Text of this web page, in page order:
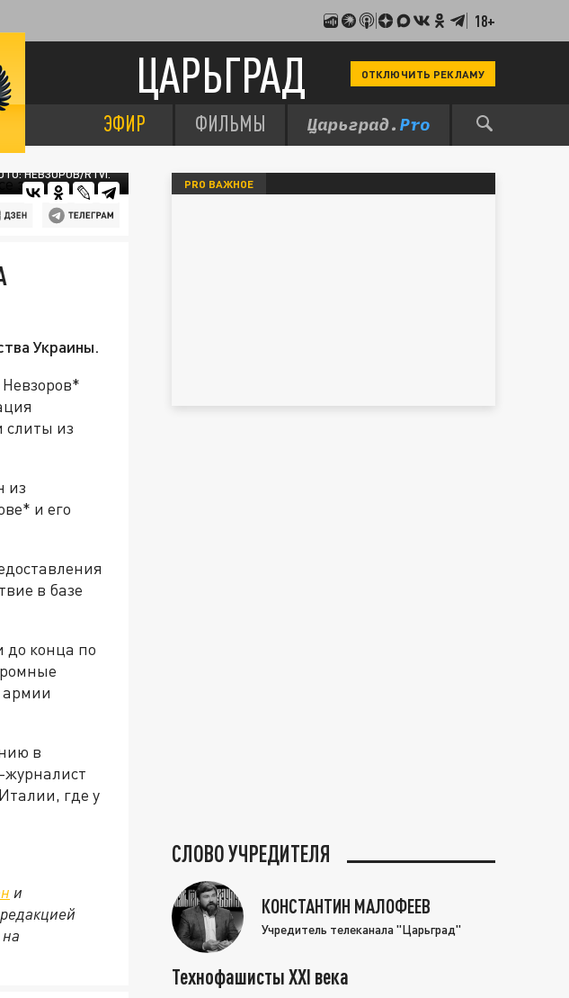
18+
ЦАРЬГРАД ОТКЛЮЧИТЬ РЕКЛАМУ
ЭФИР ФИЛЬМЫ
НЕВЗОРОВ/RTVI.
Украины.
слиты из
из
и его
в базе
до конца по
армии
в
где у
и
PRO ВАЖНОЕ
СЛОВО УЧРЕДИТЕЛЯ
КОНСТАНТИН МАЛОФЕЕВ
Учредитель телеканала "Царьград"
Технофашисты XXI века